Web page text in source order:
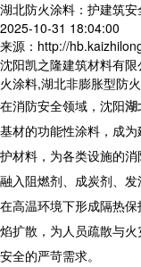
湖北防火涂料：护建筑
2025-10-31 18:04:00
来源：http://
沈阳凯之隆建筑材料有
火涂料,湖北非膨胀型防
在消防安全领域，沈阳湖
基材的功能性涂料，成
护材料，为各类设施的
融入阻燃剂、成炭剂、
在高温环境下形成隔热
焰扩散，为人员疏散与
安全的严苛需求。